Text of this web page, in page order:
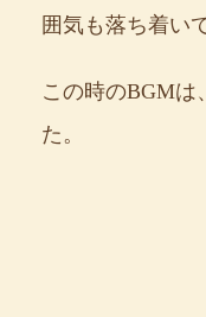
囲気も落ち着い
この時のBGMは
た。